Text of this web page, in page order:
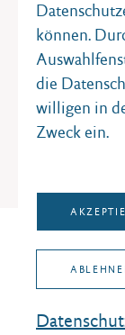
Christian
politischen
finden Sie hier.
Wir
Wir machen
können.
die
willigen in
Zweck ein.